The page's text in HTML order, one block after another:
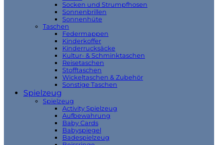
Socken und Strumpfhosen
Sonnenbrillen
Sonnenhüte
Taschen
Federmappen
Kinderkoffer
Kinderrucksäcke
Kultur- & Schminktaschen
Reisetaschen
Stofftaschen
Wickeltaschen & Zubehör
Sonstige Taschen
Spielzeug
Spielzeug
Activity Spielzeug
Aufbewahrung
Baby Cards
Babyspiegel
Badespielzeug